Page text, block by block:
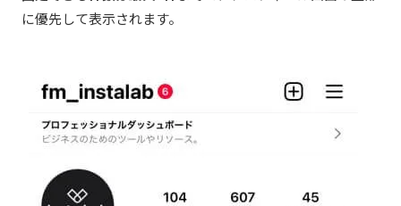
に優先して表示されます。